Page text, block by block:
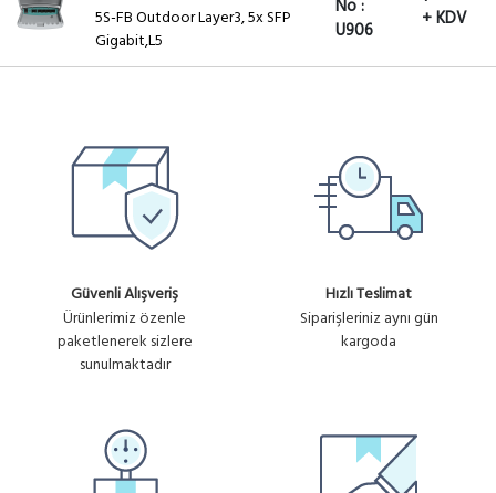
5S-FB Outdoor Layer3, 5x SFP
Gigabit,L5
No :
U906
+ KDV
Güvenli Alışveriş
Ürünlerimiz özenle
paketlenerek sizlere
sunulmaktadır
Hızlı Teslimat
Siparişleriniz aynı gün
kargoda